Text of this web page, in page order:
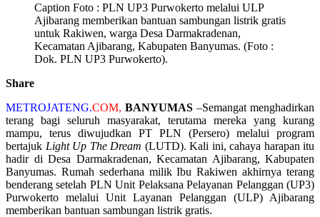
Caption Foto : PLN UP3 Purwokerto melalui ULP
Ajibarang memberikan bantuan sambungan listrik gratis
untuk Rakiwen, warga Desa Darmakradenan,
Kecamatan Ajibarang, Kabupaten Banyumas. (Foto :
Dok. PLN UP3 Purwokerto).
Share
METROJATENG.COM, BANYUMAS –Semangat menghadirkan
terang bagi seluruh masyarakat, terutama mereka yang kurang
mampu, terus diwujudkan PT PLN (Persero) melalui program
bertajuk Light Up The Dream (LUTD). Kali ini, cahaya harapan itu
hadir di Desa Darmakradenan, Kecamatan Ajibarang, Kabupaten
Banyumas. Rumah sederhana milik Ibu Rakiwen akhirnya terang
benderang setelah PLN Unit Pelaksana Pelayanan Pelanggan (UP3)
Purwokerto melalui Unit Layanan Pelanggan (ULP) Ajibarang
memberikan bantuan sambungan listrik gratis.